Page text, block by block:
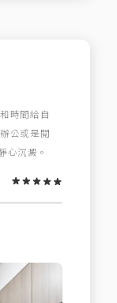
時間給自
公或是閱
心沉澱。